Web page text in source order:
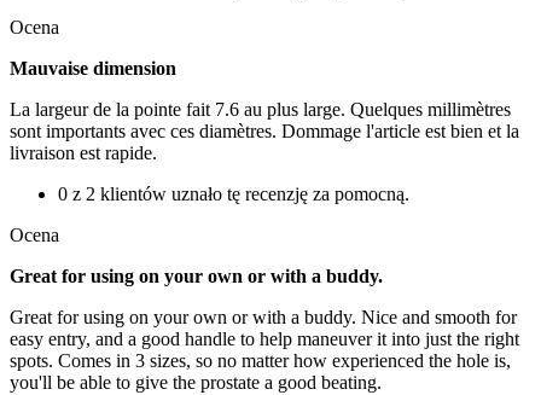
Ocena
Mauvaise dimension
La largeur de la pointe fait 7.6 au plus large. Quelques millimètres
sont importants avec ces diamètres. Dommage l'article est bien et la
livraison est rapide.
0 z 2 klientów uznało tę recenzję za pomocną.
Ocena
Great for using on your own or with a buddy.
Great for using on your own or with a buddy. Nice and smooth for
easy entry, and a good handle to help maneuver it into just the right
spots. Comes in 3 sizes, so no matter how experienced the hole is,
you'll be able to give the prostate a good beating.